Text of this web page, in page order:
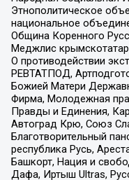
Этнополитическое
национальное
Община Коренного
Меджлис
О противодействии
РЕВТАТПОД,
Божией Матери
Фирма, Молодежная
Правды и Единения,
Автоград Крю, Союз
Благотворительный
республика Русь,
Башкорт, Нация и
Дафа, Иртыш Ultras,